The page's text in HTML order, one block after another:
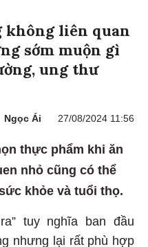
không liên quan
sớm muộn gì
ung thư
Ngọc Ái 27/08/2024 11:56
thực phẩm khi ăn
nhỏ cũng có thể
khỏe và tuổi thọ.
tuy nghĩa ban đầu
nhưng lại rất phù hợp